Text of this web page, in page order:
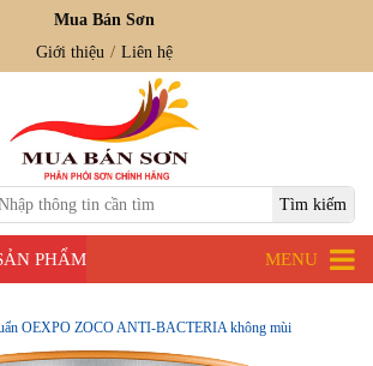
Mua Bán Sơn
Giới thiệu
Liên hệ
PHẨM MENU
OEXPO ZOCO ANTI-BACTERIA không mùi